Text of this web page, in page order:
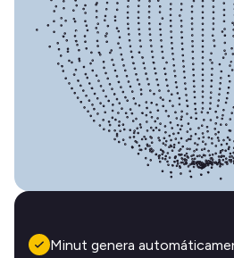
Minut genera